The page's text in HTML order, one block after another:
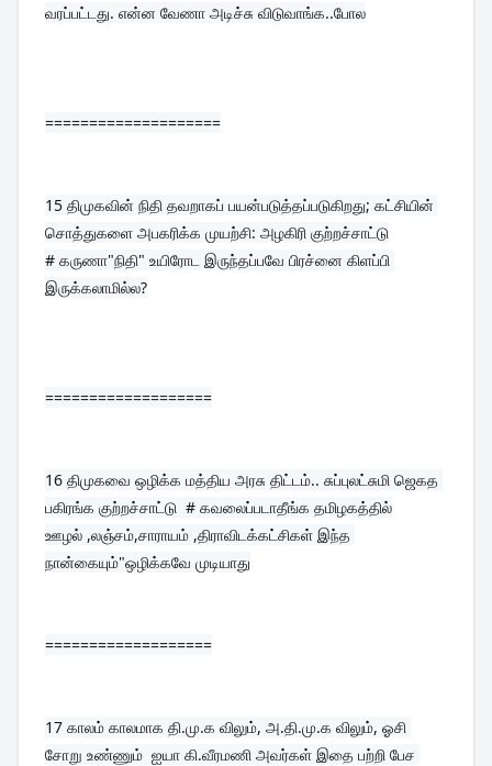
வரப்பட்டது. என்ன வேணா அடிச்சு விடுவாங்க..போல
====================
15 திமுகவின் நிதி தவறாகப் பயன்படுத்தப்படுகிறது; கட்சியின்
சொத்துகளை அபகரிக்க முயற்சி: அழகிரி குற்றச்சாட்டு
# கருணா"நிதி" உயிரோட இருந்தப்பவே பிரச்னை கிளப்பி
இருக்கலாமில்ல?
===================
16 திமுகவை ஒழிக்க மத்திய அரசு திட்டம்.. சுப்புலட்சுமி ஜெகத
பகிரங்க குற்றச்சாட்டு  # கவலைப்படாதீங்க தமிழகத்தில்
ஊழல் ,லஞ்சம்,சாராயம் ,திராவிடக்கட்சிகள் இந்த
நான்கையும்"ஒழிக்கவே முடியாது
===================
17 காலம் காலமாக தி.மு.க விலும், அ.தி.மு.க விலும், ஓசி
சோறு உண்ணும்  ஐயா கி.வீரமணி அவர்கள் இதை பற்றி பேச